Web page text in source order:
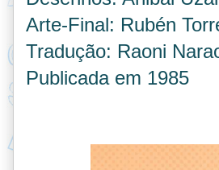
Arte-Final: Rubén
Tradução: Raoni
Publicada em 1985